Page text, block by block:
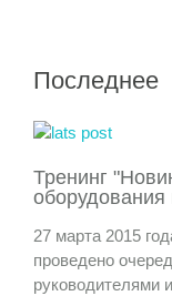
Последнее
Тренинг
оборудования
27 марта 2015
проведено
руководителями